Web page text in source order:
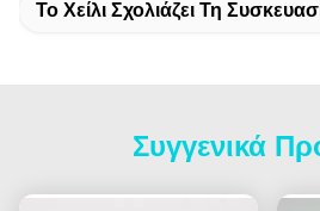
Το Χείλι Σχολιάζει Τη
Συγγενικά